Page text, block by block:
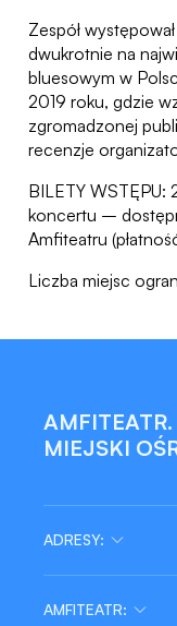
Zespół
dwukrotnie na
bluesowym w
2019 roku, gdzie
zgromadzonej
recenzje
BILETY WSTĘPU:
koncertu –
Amfiteatru
Liczba miejsc
AMFITEATR.
MIEJSKI
ADRESY:
AMFITEATR: